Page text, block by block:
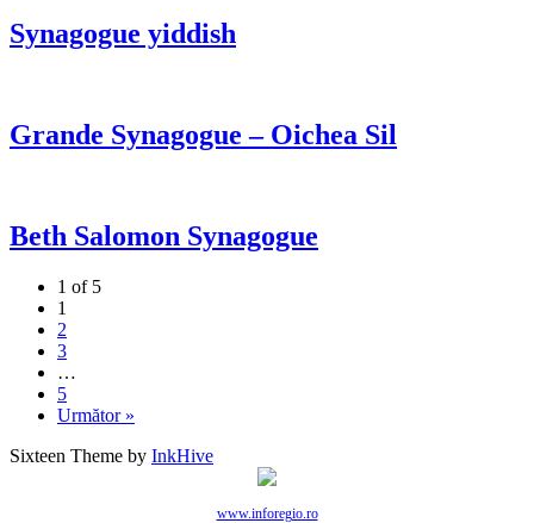
Synagogue yiddish
Grande Synagogue – Oichea Sil
Beth Salomon Synagogue
1 of 5
1
2
3
…
5
Următor »
Sixteen Theme by InkHive
www.inforegio.ro